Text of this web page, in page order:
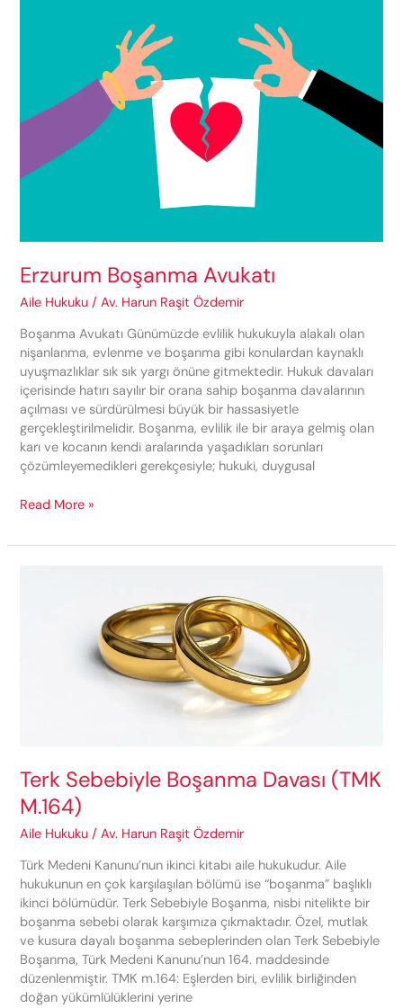
Erzurum Boşanma Avukatı
Aile Hukuku /Av. Harun Raşit Özdemir
Boşanma Avukatı Günümüzde evlilik hukukuyla alakalı olan
nişanlanma, evlenme ve boşanma gibi konulardan kaynaklı
uyuşmazlıklar sık sık yargı önüne gitmektedir. Hukuk davaları
içerisinde hatırı sayılır bir orana sahip boşanma davalarının
açılması ve sürdürülmesi büyük bir hassasiyetle
gerçekleştirilmelidir. Boşanma, evlilik ile bir araya gelmiş olan
karı ve kocanın kendi aralarında yaşadıkları sorunları
çözümleyemedikleri gerekçesiyle; hukuki, duygusal
Erzurum
Avukatı
Read More »
Terk Sebebiyle Boşanma Davası (TMK
M.164)
Aile Hukuku /Av. Harun Raşit Özdemir
Türk Medeni Kanunu’nun ikinci kitabı aile hukukudur. Aile
hukukunun en çok karşılaşılan bölümü ise “boşanma” başlıklı
ikinci bölümüdür. Terk Sebebiyle Boşanma, nisbi nitelikte bir
boşanma sebebi olarak karşımıza çıkmaktadır. Özel, mutlak
ve kusura dayalı boşanma sebeplerinden olan Terk Sebebiyle
Boşanma, Türk Medeni Kanunu’nun 164. maddesinde
düzenlenmiştir. TMK m.164: Eşlerden biri, evlilik birliğinden
doğan yükümlülüklerini yerine